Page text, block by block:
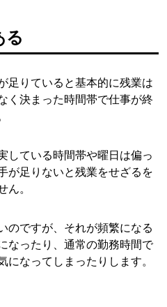
る
足りていると基本的に残業は
く決まった時間帯で仕事が終
している時間帯や曜日は偏っ
が足りないと残業をせざるを
。
のですが、それが頻繁になる
なったり、通常の勤務時間で
なってしまったりします。